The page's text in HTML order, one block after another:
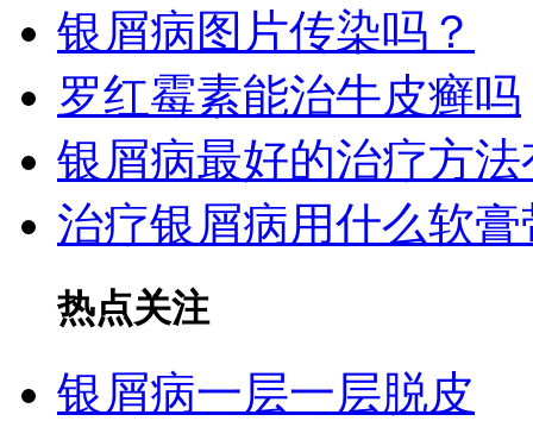
银屑病图片传染吗？
罗红霉素能治牛皮癣吗
银屑病最好的治疗方法
治疗银屑病用什么软膏
热点关注
银屑病一层一层脱皮